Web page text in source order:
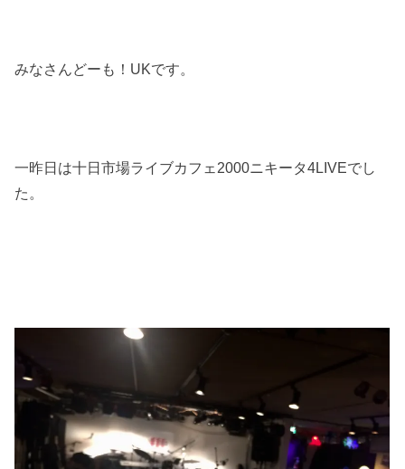
みなさんどーも！UKです。
一昨日は十日市場ライブカフェ2000ニキータ4LIVEでし
た。